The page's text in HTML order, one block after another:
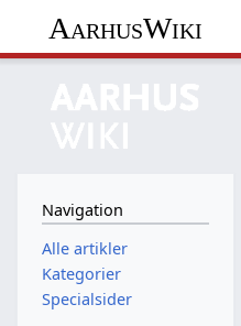
AarhusWiki
Navigation
Alle artikler
Kategorier
Specialsider